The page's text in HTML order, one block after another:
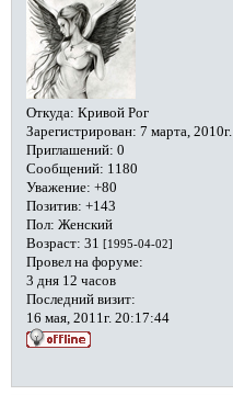
Откуда: Кривой Рог
Зарегистрирован: 7 марта, 2010г.
Приглашений: 0
Сообщений: 1180
Уважение: +80
Позитив: +143
Пол: Женский
Возраст: 31 [1995-04-02]
Провел на форуме:
3 дня 12 часов
Последний визит:
16 мая, 2011г. 20:17:44